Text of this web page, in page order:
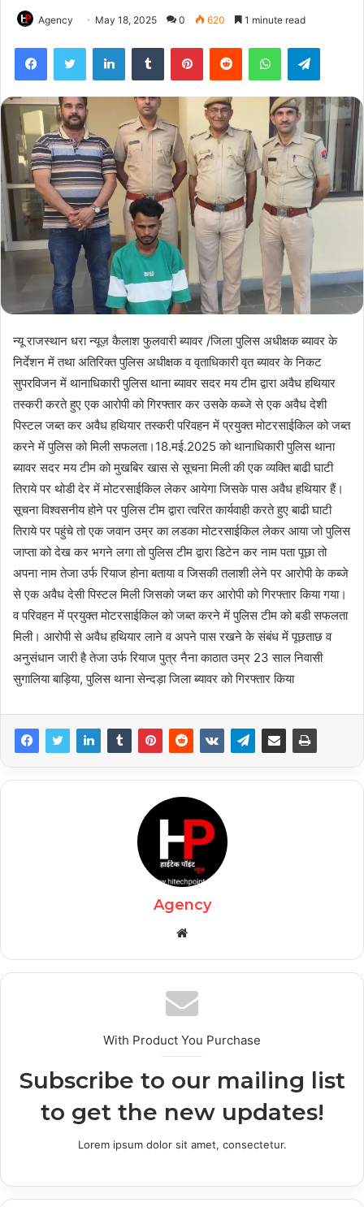
Agency May 18, 2025 0 620 1 minute read
FacebookTwitter LinkedInTumblr PinterestReddit WhatsApp
न्यू राजस्थान धरा न्यूज़ कैलाश फुलवारी ब्यावर /जिला पुलिस अधीक्षक ब्यावर के
निर्देशन में तथा अतिरिक्त पुलिस अधीक्षक व वृताधिकारी वृत ब्यावर के निकट
सुपरविजन में थानाधिकारी पुलिस थाना ब्यावर सदर मय टीम द्वारा अवैध हथियार
तस्करी करते हुए एक आरोपी को गिरफ्तार कर उसके कब्जे से एक अवैध देशी
पिस्टल जब्त कर अवैध हथियार तस्करी परिवहन में प्रयुक्त मोटरसाईकिल को जब्त
करने में पुलिस को मिली सफलता।18.मई.2025 को थानाधिकारी पुलिस थाना
ब्यावर सदर मय टीम को मुखबिर खास से सूचना मिली की एक व्यक्ति बाढी घाटी
तिराये पर थोडी देर में मोटरसाईकिल लेकर आयेगा जिसके पास अवैध हथियार हैं।
सूचना विश्वसनीय होने पर पुलिस टीम द्वारा त्वरित कार्यवाही करते हुए बाढी घाटी
तिराये पर पहुंचे तो एक जवान उम्र का लडका मोटरसाईकिल लेकर आया जो पुलिस
जाप्ता को देख कर भगने लगा तो पुलिस टीम द्वारा डिटेन कर नाम पता पूछा तो
अपना नाम तेजा उर्फ रियाज होना बताया व जिसकी तलाशी लेने पर आरोपी के कब्जे
से एक अवैध देसी पिस्टल मिली जिसको जब्त कर आरोपी को गिरफ्तार किया गया।
व परिवहन में प्रयुक्त मोटरसाईकिल को जब्त करने में पुलिस टीम को बडी सफलता
मिली। आरोपी से अवैध हथियार लाने व अपने पास रखने के संबंध में पूछताछ व
अनुसंधान जारी है तेजा उर्फ रियाज पुत्र नैना काठात उम्र 23 साल निवासी
सुगालिया बाड़िया, पुलिस थाना सेन्दड़ा जिला ब्यावर को गिरफ्तार किया
Agency
Website
With Product You Purchase
Subscribe to our mailing list
to get the new updates!
Lorem ipsum dolor sit amet, consectetur.